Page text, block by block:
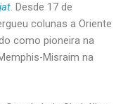
. Desde 17 de
colunas a Oriente
como pioneira na
Misraim na